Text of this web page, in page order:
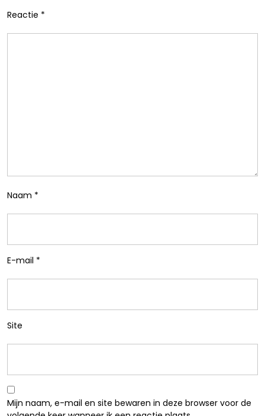
Reactie *
Naam *
E-mail *
Site
Mijn naam, e-mail en site bewaren in deze browser voor de